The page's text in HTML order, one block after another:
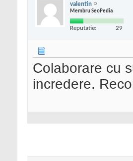
valentin
Membru SeoPedia
Reputatie: 29
Colaborare cu
incredere.